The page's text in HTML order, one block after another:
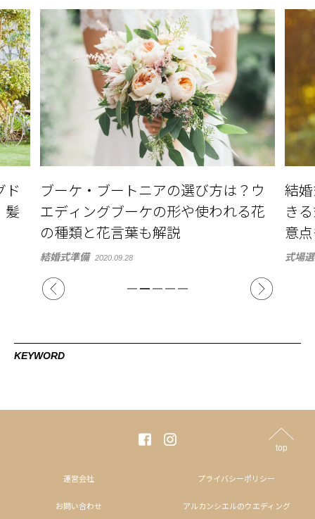
ブーケ・ブートニアの選び方は？ウ
エディングブーケの形や使われる花
の種類と花言葉も解説
結婚式準備 2020.09.28
結
き
意点
式場
KEYWORD
top
運営会社 プライバシーポリシー
お問い合わせ アルカンシエルのウエディング